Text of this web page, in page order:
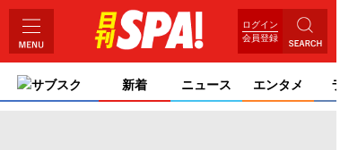
ログイン
会員登録
サブスク 新着 ニュース エンタメ